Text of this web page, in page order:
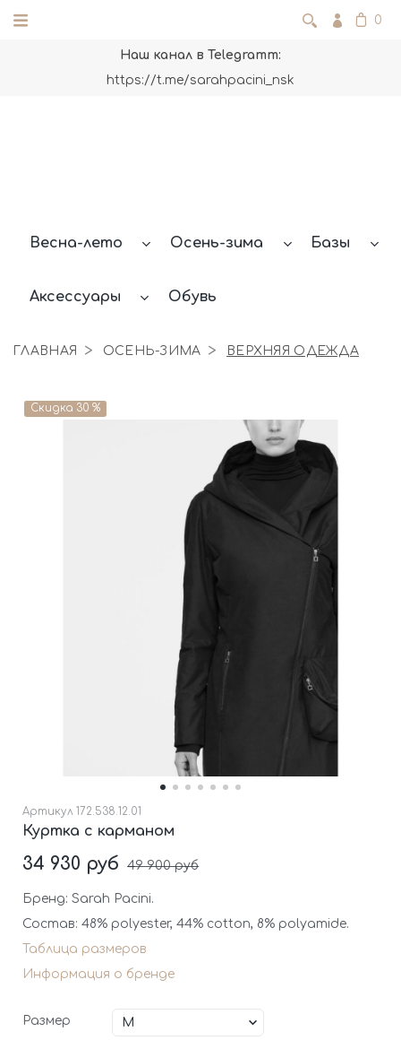
0
Наш канал в Telegramm:
https://t.me/sarahpacini_nsk
Весна-лето Осень-зима Базы
Аксессуары Обувь
ГЛАВНАЯ ОСЕНЬ-ЗИМА ВЕРХНЯЯ ОДЕЖДА
Скидка 30 %
Артикул 172.538.12.01
Куртка с карманом
34 930 руб 49 900 руб
Бренд: Sarah Pacini.
Состав: 48% polyester, 44% cotton, 8% polyamide.
Таблица размеров
Информация о бренде
Размер